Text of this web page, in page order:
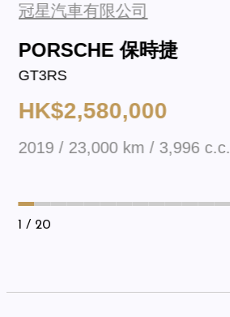
冠星汽車有限公司
PORSCHE 保時捷
GT3RS
HK$2,580,000
2019 / 23,000 km / 3,996 c.c.
1 / 20